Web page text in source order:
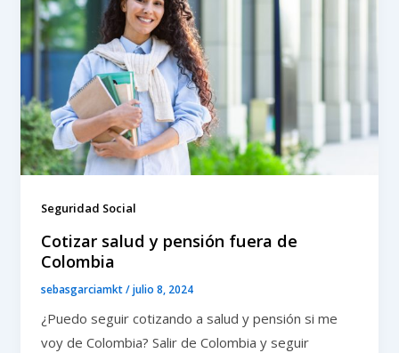
Seguridad Social
Cotizar salud y pensión fuera de
Colombia
sebasgarciamkt/julio 8, 2024
¿Puedo seguir cotizando a salud y pensión si me
voy de Colombia? Salir de Colombia y seguir